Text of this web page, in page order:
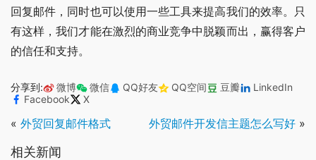
回复邮件，同时也可以使用一些工具来提高我们的效率。只
有这样，我们才能在激烈的商业竞争中脱颖而出，赢得客户
的信任和支持。
分享到: 微博 微信 QQ好友 QQ空间 豆瓣
LinkedIn
Facebook
X
« 外贸回复邮件格式 外贸邮件开发信主题怎么写好 »
相关新闻